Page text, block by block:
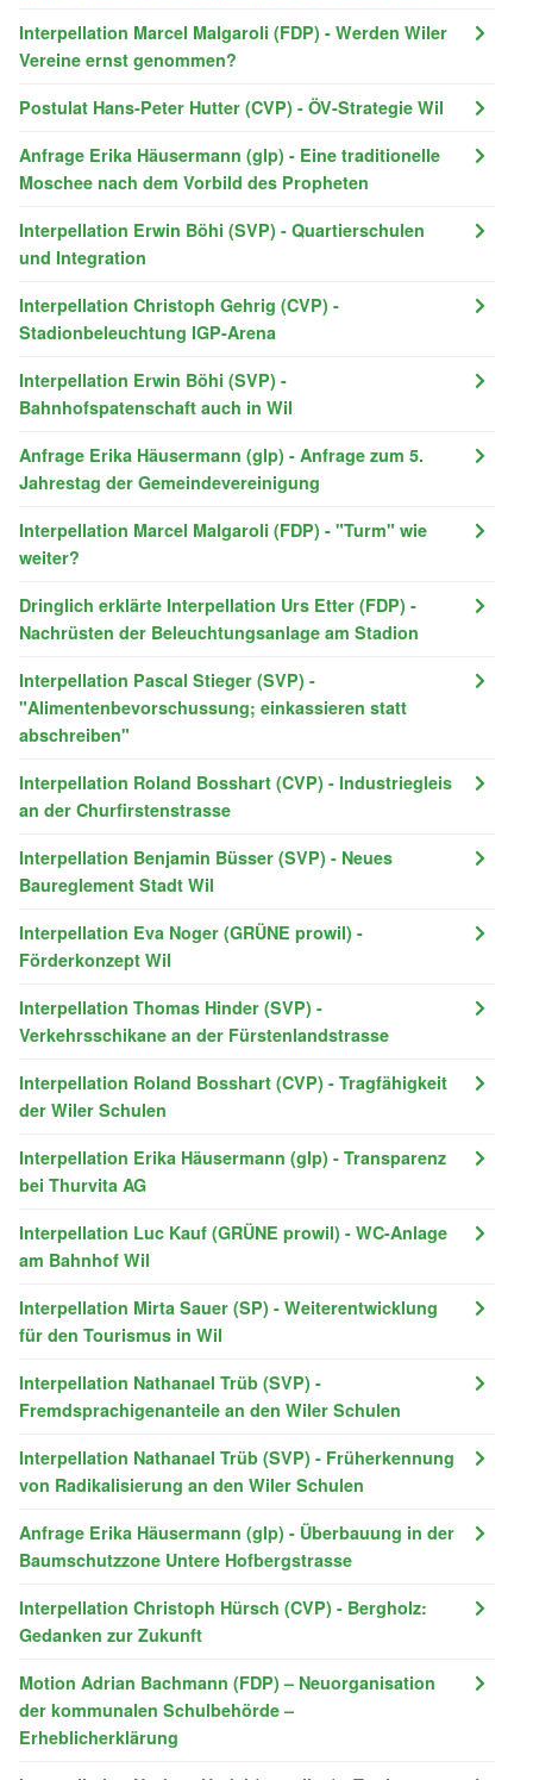
Interpellation Marcel Malgaroli (FDP) - Werden Wiler
Vereine ernst genommen?
Postulat Hans-Peter Hutter (CVP) - ÖV-Strategie Wil
Anfrage Erika Häusermann (glp) - Eine traditionelle
Moschee nach dem Vorbild des Propheten
Interpellation Erwin Böhi (SVP) - Quartierschulen
und Integration
Interpellation Christoph Gehrig (CVP) -
Stadionbeleuchtung IGP-Arena
Interpellation Erwin Böhi (SVP) -
Bahnhofspatenschaft auch in Wil
Anfrage Erika Häusermann (glp) - Anfrage zum 5.
Jahrestag der Gemeindevereinigung
Interpellation Marcel Malgaroli (FDP) - "Turm" wie
weiter?
Dringlich erklärte Interpellation Urs Etter (FDP) -
Nachrüsten der Beleuchtungsanlage am Stadion
Interpellation Pascal Stieger (SVP) -
"Alimentenbevorschussung; einkassieren statt
abschreiben"
Interpellation Roland Bosshart (CVP) - Industriegleis
an der Churfirstenstrasse
Interpellation Benjamin Büsser (SVP) - Neues
Baureglement Stadt Wil
Interpellation Eva Noger (GRÜNE prowil) -
Förderkonzept Wil
Interpellation Thomas Hinder (SVP) -
Verkehrsschikane an der Fürstenlandstrasse
Interpellation Roland Bosshart (CVP) - Tragfähigkeit
der Wiler Schulen
Interpellation Erika Häusermann (glp) - Transparenz
bei Thurvita AG
Interpellation Luc Kauf (GRÜNE prowil) - WC-Anlage
am Bahnhof Wil
Interpellation Mirta Sauer (SP) - Weiterentwicklung
für den Tourismus in Wil
Interpellation Nathanael Trüb (SVP) -
Fremdsprachigenanteile an den Wiler Schulen
Interpellation Nathanael Trüb (SVP) - Früherkennung
von Radikalisierung an den Wiler Schulen
Anfrage Erika Häusermann (glp) - Überbauung in der
Baumschutzzone Untere Hofbergstrasse
Interpellation Christoph Hürsch (CVP) - Bergholz:
Gedanken zur Zukunft
Motion Adrian Bachmann (FDP) – Neuorganisation
der kommunalen Schulbehörde –
Erheblicherklärung